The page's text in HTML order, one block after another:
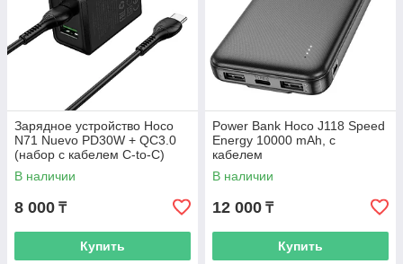
Зарядное устройство Hoco
N71 Nuevo PD30W + QC3.0
(набор с кабелем C-to-C)
В наличии
8 000 ₸
Купить
Power Bank Hoco J118 Speed
Energy 10000 mAh, с
кабелем
В наличии
12 000 ₸
Купить